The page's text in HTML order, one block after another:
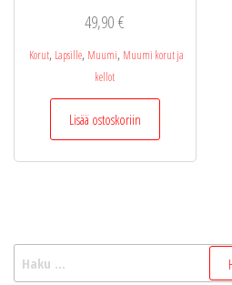
49,90€
Korut, Lapsille, Muumi, Muumi korut ja
kellot
Lisää ostoskoriin